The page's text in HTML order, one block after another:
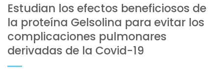
Estudian los efectos beneficiosos de
la proteína Gelsolina para evitar los
complicaciones pulmonares
derivadas de la Covid-19